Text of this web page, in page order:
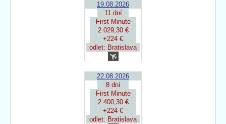
19.08.2026
11 dní
First Minute
2 029,30 €
+224 €
odlet: Bratislava
22.08.2026
8 dní
First Minute
2 400,30 €
+224 €
odlet: Bratislava